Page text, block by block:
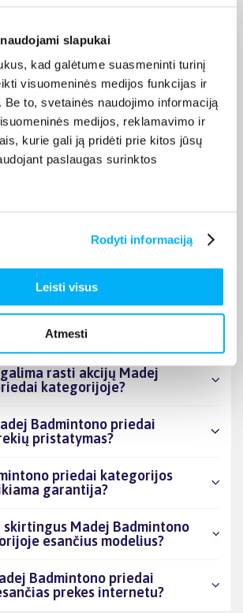
slapukai
kad galėtume suasmeninti turinį
visuomeninės medijos funkcijas ir
Be to, svetainės naudojimo informaciją
medijos, reklamavimo ir
kurie gali ją pridėti prie kitos jūsų
paslaugas surinktos
Rodyti informaciją
Leisti visus
Atmesti
palyginti Madej prekes tarpusavyje.
aprašymą, kad galėtumėte priimti patogų
BIGBOX.LT ir išsirinkite tinkamiausią
šiuo metu populiariausi?
Madej Badmintono priedai
galima rasti akcijų Madej
kategorijoje?
Badmintono priedai
pristatymas?
priedai kategorijos
garantija?
Madej Badmintono
esančius modelius?
Badmintono priedai
prekes internetu?